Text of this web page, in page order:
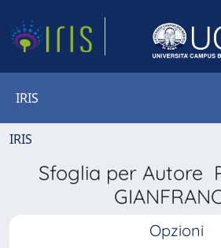
IRIS
IRIS
Sfoglia per Autore
Opzioni